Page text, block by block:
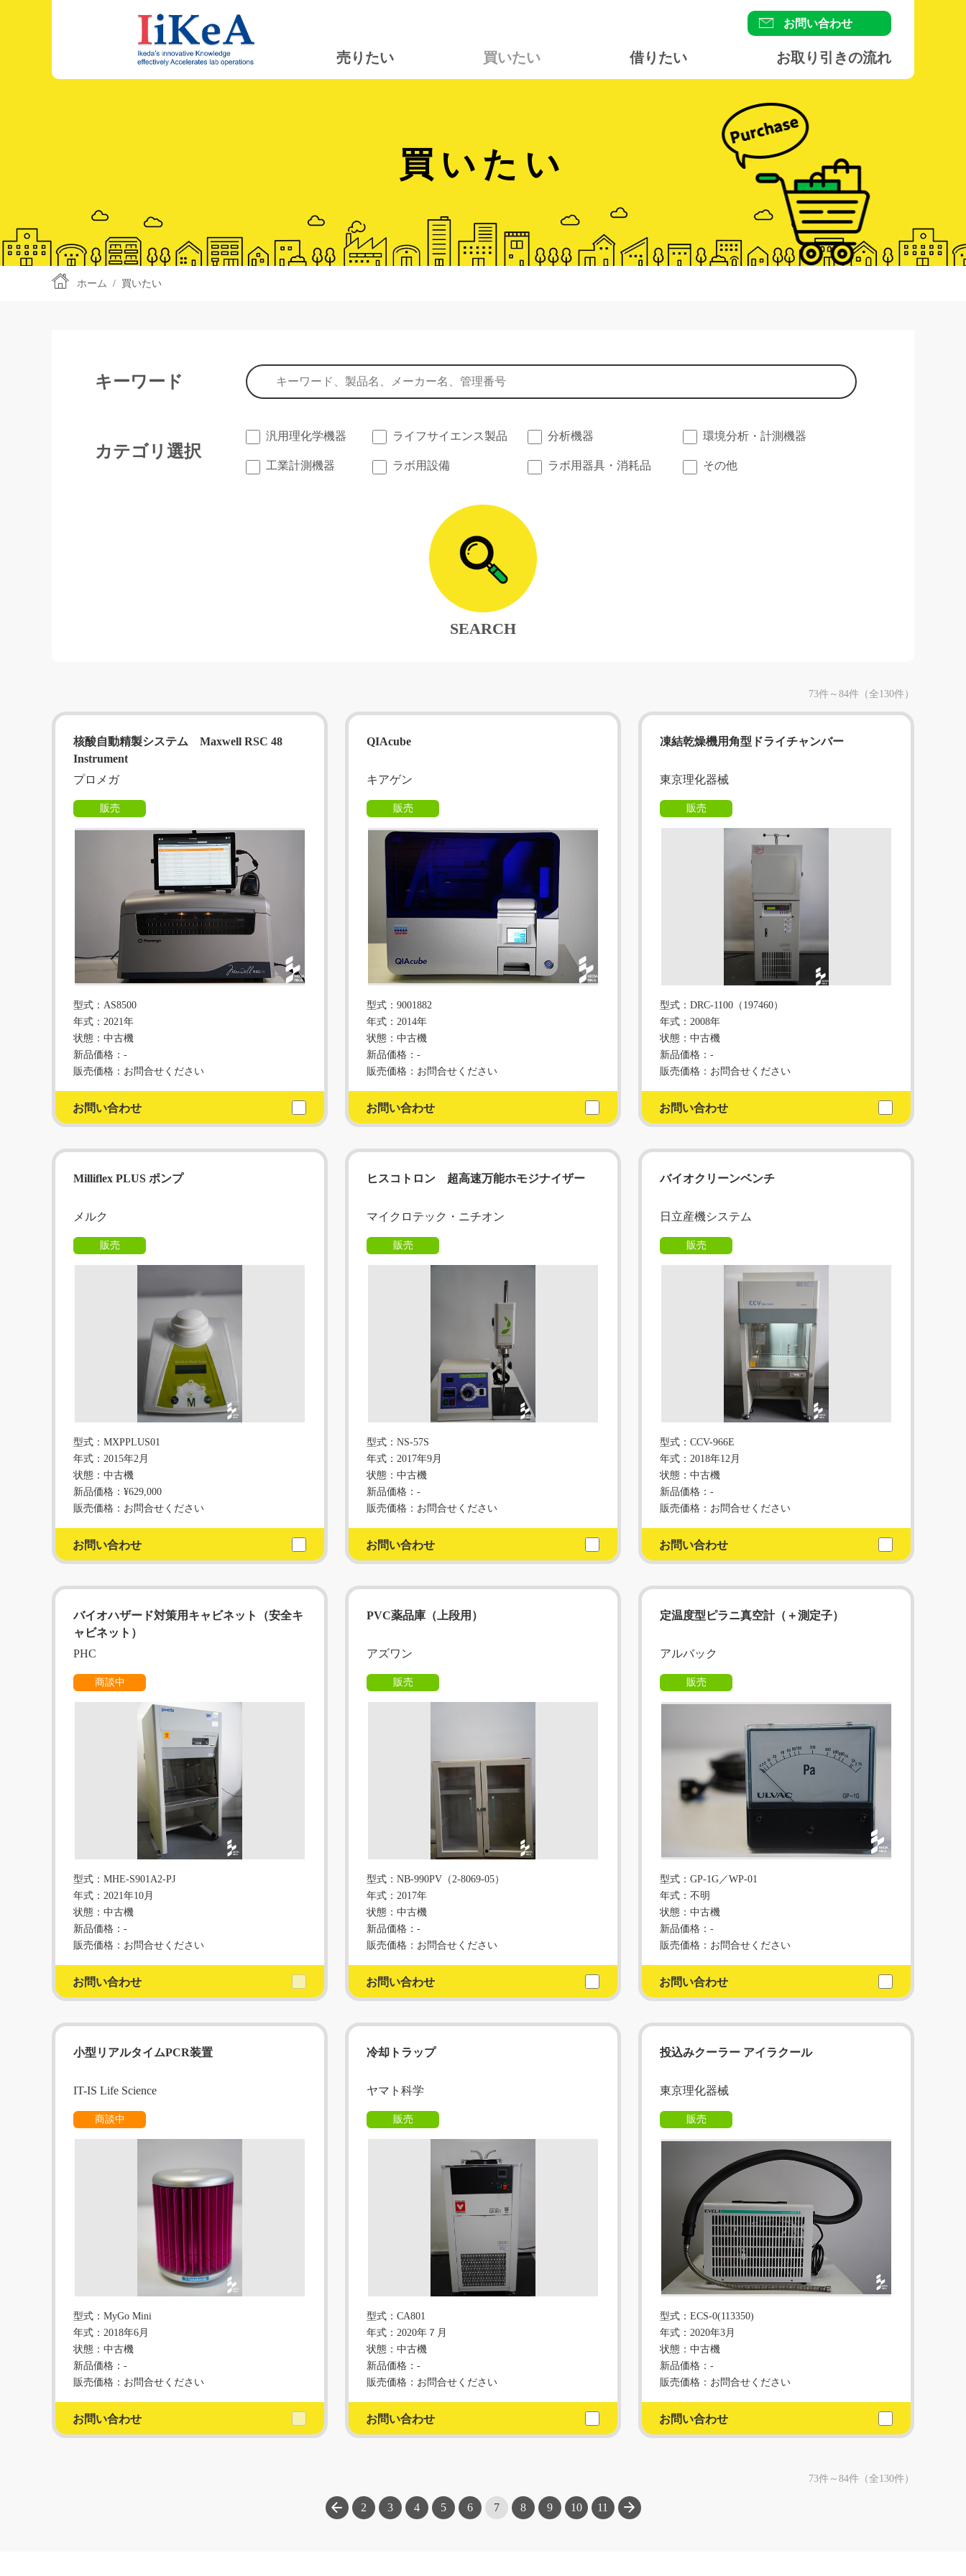
お問い合わせ
売りたい 買いたい 借りたい お取り引きの流れ
買いたい
ホーム / 買いたい
キーワード
カテゴリ選択
汎用理化学機器 ライフサイエンス製品 分析機器 環境分析・計測機器
工業計測機器 ラボ用設備 ラボ用器具・消耗品 その他
73件～84件（全130件）
核酸自動精製システム Maxwell RSC 48
Instrument
プロメガ
販売
型式：AS8500
年式：2021年
状態：中古機
新品価格：-
販売価格：お問合せください
お問い合わせ
QIAcube
キアゲン
販売
型式：9001882
年式：2014年
状態：中古機
新品価格：-
販売価格：お問合せください
お問い合わせ
凍結乾燥機用角型ドライチャンバー
東京理化器械
販売
型式：DRC-1100（197460）
年式：2008年
状態：中古機
新品価格：-
販売価格：お問合せください
お問い合わせ
Milliflex PLUS ポンプ
メルク
販売
型式：MXPPLUS01
年式：2015年2月
状態：中古機
新品価格：¥629,000
販売価格：お問合せください
お問い合わせ
ヒスコトロン 超高速万能ホモジナイザー
マイクロテック・ニチオン
販売
型式：NS-57S
年式：2017年9月
状態：中古機
新品価格：-
販売価格：お問合せください
お問い合わせ
バイオクリーンベンチ
日立産機システム
販売
型式：CCV-966E
年式：2018年12月
状態：中古機
新品価格：-
販売価格：お問合せください
お問い合わせ
バイオハザード対策用キャビネット（安全キ
ャビネット）
PHC
商談中
型式：MHE-S901A2-PJ
年式：2021年10月
状態：中古機
新品価格：-
販売価格：お問合せください
お問い合わせ
PVC薬品庫（上段用）
アズワン
販売
型式：NB-990PV（2-8069-05）
年式：2017年
状態：中古機
新品価格：-
販売価格：お問合せください
お問い合わせ
定温度型ピラニ真空計（＋測定子）
アルバック
販売
型式：GP-1G／WP-01
年式：不明
状態：中古機
新品価格：-
販売価格：お問合せください
お問い合わせ
小型リアルタイムPCR装置
IT-IS Life Science
商談中
型式：MyGo Mini
年式：2018年6月
状態：中古機
新品価格：-
販売価格：お問合せください
お問い合わせ
冷却トラップ
ヤマト科学
販売
型式：CA801
年式：2020年７月
状態：中古機
新品価格：-
販売価格：お問合せください
お問い合わせ
投込みクーラー アイラクール
東京理化器械
販売
型式：ECS-0(113350)
年式：2020年3月
状態：中古機
新品価格：-
販売価格：お問合せください
お問い合わせ
73件～84件（全130件）
2 3 4 5 6 7 8 9 10 11
次へ